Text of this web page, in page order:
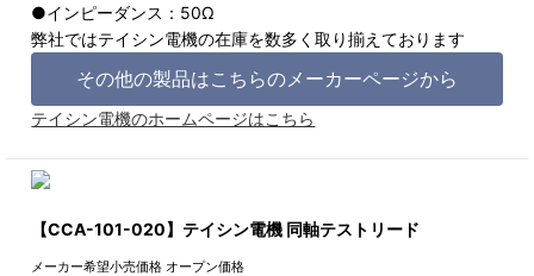
●インピーダンス：50Ω
弊社ではテイシン電機の在庫を数多く取り揃えております
その他の製品はこちらのメーカーページから
テイシン電機のホームページはこちら
【CCA-101-020】テイシン電機 同軸テストリード
メーカー希望小売価格 オープン価格